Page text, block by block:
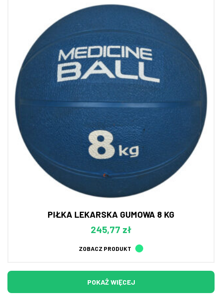
PIŁKA LEKARSKA GUMOWA 8 KG
245,77 zł
ZOBACZ PRODUKT
POKAŻ WIĘCEJ